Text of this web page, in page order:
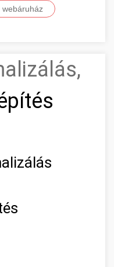
webáruház